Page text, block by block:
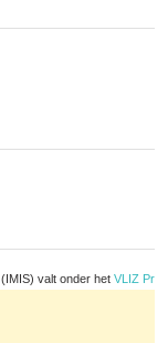
(IMIS) valt onder het VLIZ